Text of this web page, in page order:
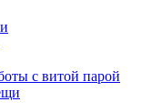
с витой парой